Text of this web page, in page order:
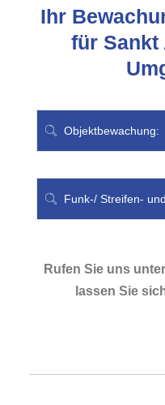
Ihr
für Sankt
Objektbewachung:
Funk-/ Streifen-
Rufen Sie uns unter
lassen Sie